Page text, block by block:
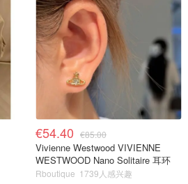
€54.40 €85.00
Vivienne Westwood VIVIENNE
WESTWOOD Nano Solitaire 耳环
Rboutique 1739人感兴趣